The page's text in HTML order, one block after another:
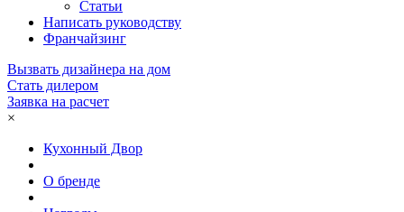
Статьи
Написать руководству
Франчайзинг
Вызвать дизайнера на дом
Стать дилером
Заявка на расчет
×
Кухонный Двор
О бренде